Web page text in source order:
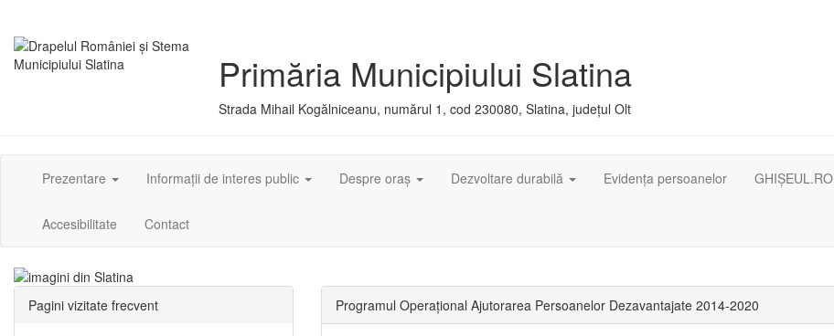
Primăria Municipiului Slatina
Strada Mihail Kogălniceanu, numărul 1, cod 230080, Slatina, județul Olt
Prezentare Informații de interes public Despre oraș Dezvoltare durabilă Evidența persoanelor GHIȘEUL.RO
Accesibilitate Contact
Programul Operațional Ajutorarea Persoanelor Dezavantajate 2014-2020
Pagini vizitate frecvent